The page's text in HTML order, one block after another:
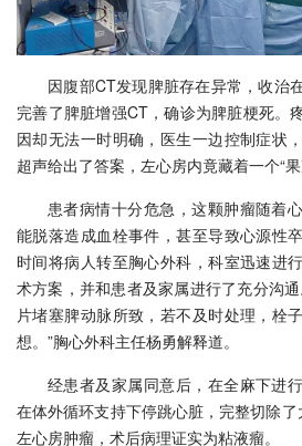
因腹部CT发现脾脏存在异常，收治
完善了脾脏增强CT，确诊为脾脏梗死。
因却无法一时明确，医生一边控制症状
超声给出了答案，左心房内竟藏着一个“果
患者病情十分危急，这颗肿瘤随着
能脱落造成血栓事件，甚至导致心源性
时间将病人转至胸心外科，科室迅速进
术方案，并和患者及家属进行了充分沟
片堵塞脾动脉所致，若不及时处理，栓
想。”胸心外科主任杨勇解释道。
经患者及家属同意后，在全麻下进
在体外循环支持下停跳心脏，完整切除
左心房肿瘤，术后病理证实为粘液瘤。